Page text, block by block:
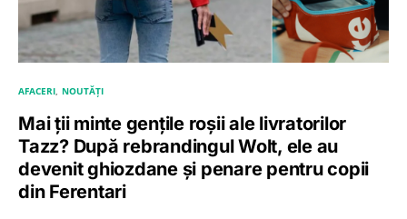
AFACERI NOUTĂȚI
Mai ții minte gențile roșii ale livratorilor
Tazz? După rebrandingul Wolt, ele au
devenit ghiozdane și penare pentru copii
din Ferentari